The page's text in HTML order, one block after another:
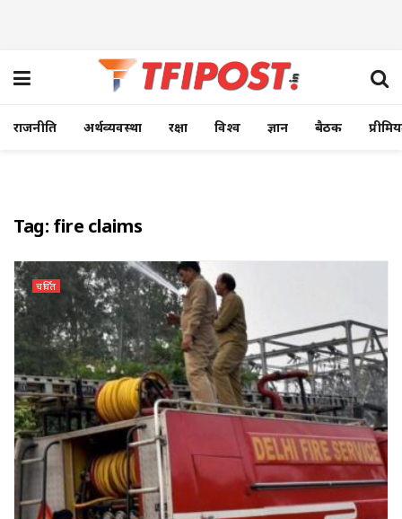
राजनीति अर्थव्यवस्था रक्षा विश्व ज्ञान बैठक
Tag: fire claims
चर्चित